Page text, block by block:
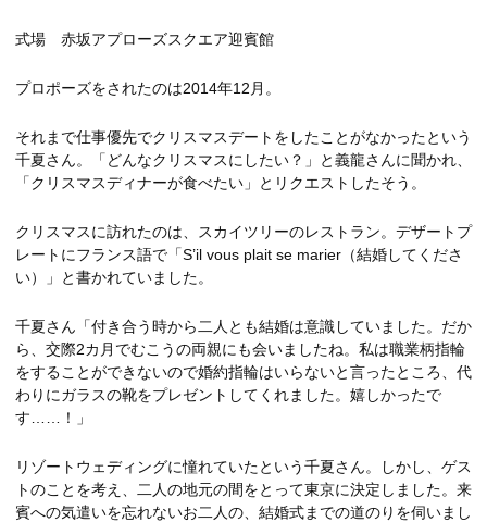
式場 赤坂アプローズスクエア迎賓館
プロポーズをされたのは2014年12月。
それまで仕事優先でクリスマスデートをしたことがなかったという
千夏さん。「どんなクリスマスにしたい？」と義龍さんに聞かれ、
「クリスマスディナーが食べたい」とリクエストしたそう。
クリスマスに訪れたのは、スカイツリーのレストラン。デザートプ
レートにフランス語で「S’il vous plait se marier（結婚してくださ
い）」と書かれていました。
千夏さん「付き合う時から二人とも結婚は意識していました。だか
ら、交際2カ月でむこうの両親にも会いましたね。私は職業柄指輪
をすることができないので婚約指輪はいらないと言ったところ、代
わりにガラスの靴をプレゼントしてくれました。嬉しかったで
す……！」
リゾートウェディングに憧れていたという千夏さん。しかし、ゲス
トのことを考え、二人の地元の間をとって東京に決定しました。来
賓への気遣いを忘れないお二人の、結婚式までの道のりを伺いまし